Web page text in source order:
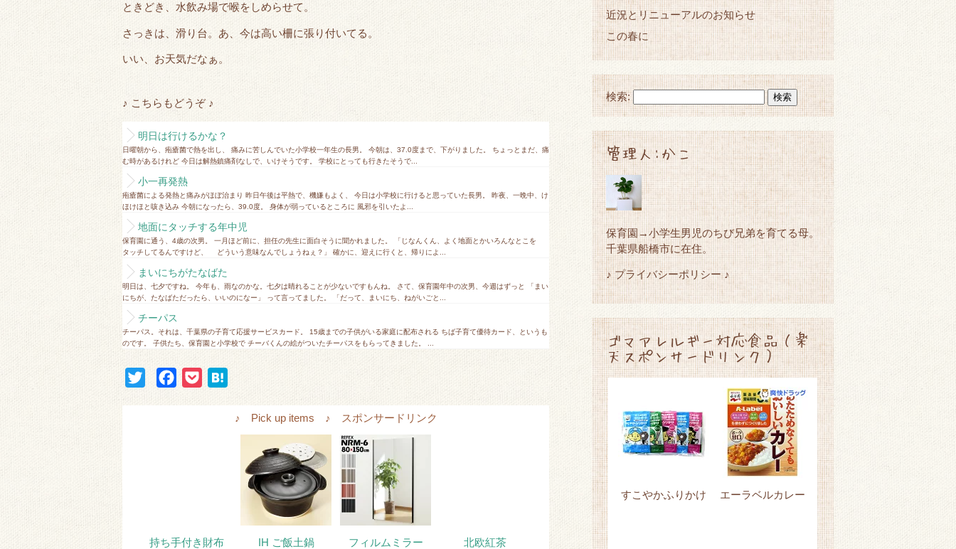
ときどき、水飲み場で喉をしめらせて。
さっきは、滑り台。あ、今は高い柵に張り付いてる。
いい、お天気だなぁ。
♪ こちらもどうぞ ♪
明日は行けるかな？
日曜朝から、疱瘡菌で熱を出し、 痛みに苦しんでいた小学校一年生の長男。 今朝は、37.0度まで、下がりました。 ちょっとまだ、痛
む時があるけれど 今日は解熱鎮痛剤なしで、いけそうです。 学校にとっても行きたそうで...
小一再発熱
疱瘡菌による発熱と痛みがほぼ治まり 昨日午後は平熱で、機嫌もよく、 今日は小学校に行けると思っていた長男。 昨夜、一晩中、け
ほけほと咳き込み 今朝になったら、39.0度。 身体が弱っているところに 風邪を引いたよ...
地面にタッチする年中児
保育園に通う、4歳の次男。 一月ほど前に、担任の先生に面白そうに聞かれました。 「じなんくん、よく地面とかいろんなとこを
タッチしてるんですけど、 どういう意味なんでしょうねぇ？」 確かに、迎えに行くと、帰りによ...
まいにちがたなばた
明日は、七夕ですね。 今年も、雨なのかな。七夕は晴れることが少ないですもんね。 さて、保育園年中の次男、今週はずっと 「まい
にちが、たなばただったら、いいのになー」 って言ってました。 「だって、まいにち、ねがいごと...
チーパス
チーパス。それは、千葉県の子育て応援サービスカード。 15歳までの子供がいる家庭に配布される ちば子育て優待カード、というも
のです。 子供たち、保育園と小学校で チーバくんの絵がついたチーパスをもらってきました。 ...
♪ Pick up items ♪ スポンサードリンク
持ち手付き財布 IH ご飯土鍋 フィルムミラー 北欧紅茶
近況とリニューアルのお知らせ
この春に
検索:
管理人:かこ
保育園→小学生男児のちび兄弟を育てる母。
千葉県船橋市に在住。
♪ プライバシーポリシー ♪
ゴマアレルギー対応食品（楽
天スポンサードリンク）
すこやかふりかけ エーラベルカレー